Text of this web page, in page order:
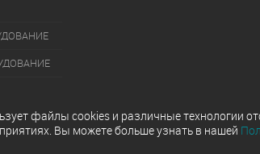
файлы cookies и различные технологии
Вы можете больше узнать в нашей